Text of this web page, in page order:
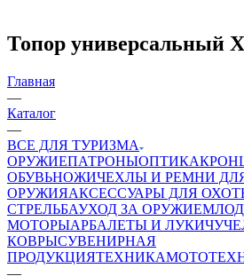
Топор универсальный
Главная
—
Каталог
—
ВСЕ ДЛЯ ТУРИЗМА
ОРУЖИЕПАТРОНЫОПТИКА
ОБУВЬНОЖИЧЕХЛЫ И РЕМНИ
ОРУЖИЯАКСЕССУАРЫ ДЛЯ
СТРЕЛЬБАУХОД ЗА ОРУЖИЕМ
МОТОРЫАРБАЛЕТЫ И ЛУКИ
КОВРЫСУВЕНИРНАЯ
ПРОДУКЦИЯТЕХНИКА
—